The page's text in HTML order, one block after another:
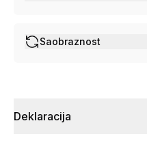
Saobraznost
Deklaracija